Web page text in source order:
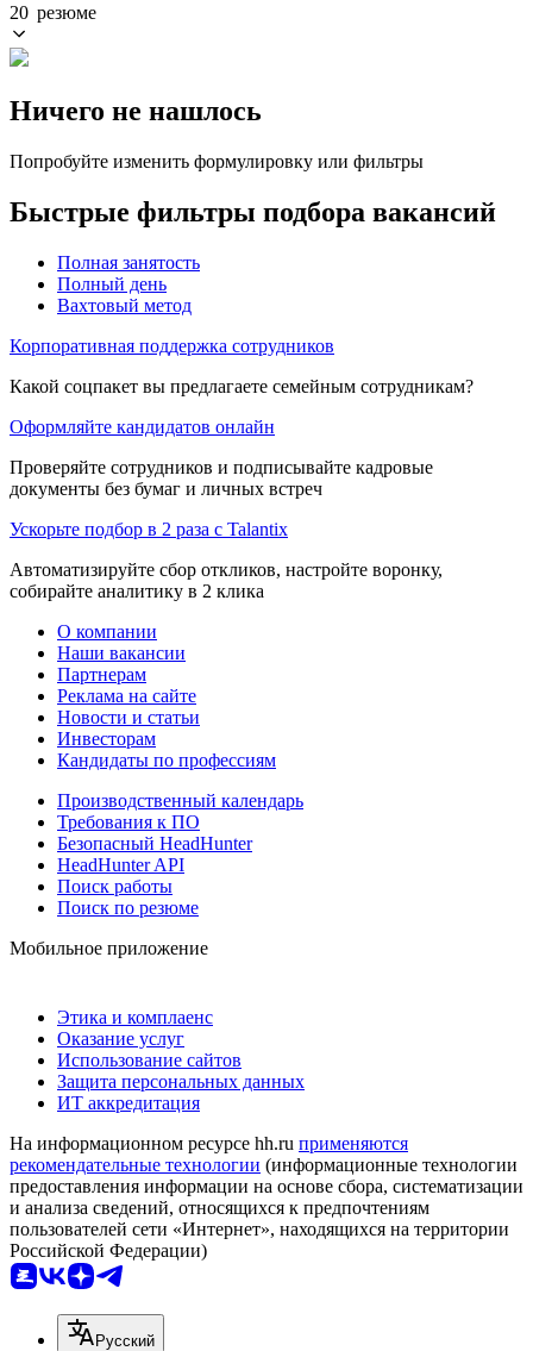
20 резюме
Ничего не нашлось
Попробуйте изменить формулировку или фильтры
Быстрые фильтры подбора вакансий
Полная занятость
Полный день
Вахтовый метод
Корпоративная поддержка сотрудников
Какой соцпакет вы предлагаете семейным сотрудникам?
Оформляйте кандидатов онлайн
Проверяйте сотрудников и подписывайте кадровые
документы без бумаг и личных встреч
Ускорьте подбор в 2 раза с Talantix
Автоматизируйте сбор откликов, настройте воронку,
собирайте аналитику в 2 клика
О компании
Наши вакансии
Партнерам
Реклама на сайте
Новости и статьи
Инвесторам
Кандидаты по профессиям
Производственный календарь
Требования к ПО
Безопасный HeadHunter
HeadHunter API
Поиск работы
Поиск по резюме
Мобильное приложение
Этика и комплаенс
Оказание услуг
Использование сайтов
Защита персональных данных
ИТ аккредитация
На информационном ресурсе hh.ru применяются
рекомендательные технологии (информационные технологии
предоставления информации на основе сбора, систематизации
и анализа сведений, относящихся к предпочтениям
пользователей сети «Интернет», находящихся на территории
Российской Федерации)
Русский